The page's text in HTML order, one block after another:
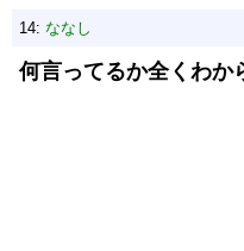
14: ななし
何言ってるか全くわか